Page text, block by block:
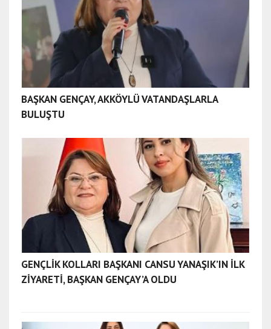
BAŞKAN GENÇAY, AKKÖYLÜ VATANDAŞLARLA
BULUŞTU
GENÇLİK KOLLARI BAŞKANI CANSU YANAŞIK’IN İLK
ZİYARETİ, BAŞKAN GENÇAY’A OLDU